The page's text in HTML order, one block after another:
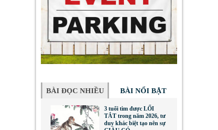
BÀI ĐỌC NHIỀU BÀI NỔI BẬT
3 tuổi tìm được LỐI
TẮT trong năm 2026, tư
duy khác biệt tạo nên sự